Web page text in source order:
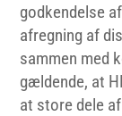
godkendelse
afregning af
sammen med
gældende, at
at store dele